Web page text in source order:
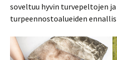
soveltuu hyvin turvepeltojen
turpeennostoalueiden